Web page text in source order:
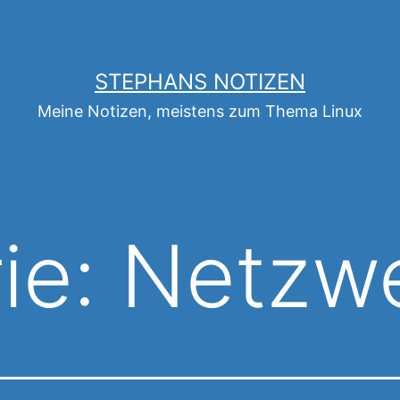
STEPHANS NOTIZEN
Meine Notizen, meistens zum Thema Linux